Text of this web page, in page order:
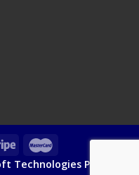
Technologies Pte Ltd.